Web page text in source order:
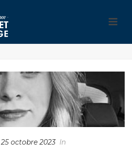
25 octobre 2023 In